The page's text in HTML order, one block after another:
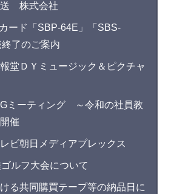
送 株式会社
ード「SBP-64E」「SBS-
了のご案内
堂ＤＹミュージック＆ピクチャ
ミーティング ～令和の社員教
催
ビ朝日メディアプレックス
ルフ大会について
る共同購買テープ等の納品日に